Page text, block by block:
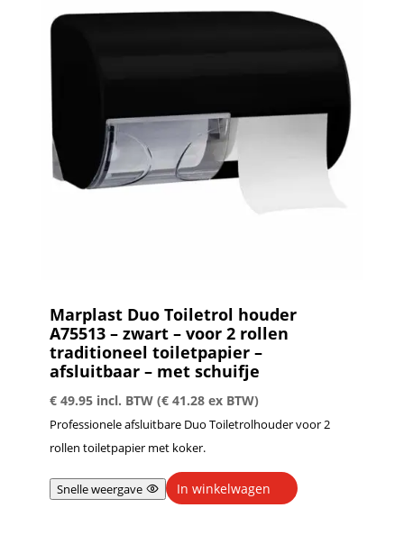
Marplast Duo Toiletrol houder
A75513 – zwart – voor 2 rollen
traditioneel toiletpapier –
afsluitbaar – met schuifje
€49.95 incl. BTW (€41.28ex BTW)
Professionele afsluitbare Duo Toiletrolhouder voor 2
rollen toiletpapier met koker.
Snelle weergave In winkelwagen